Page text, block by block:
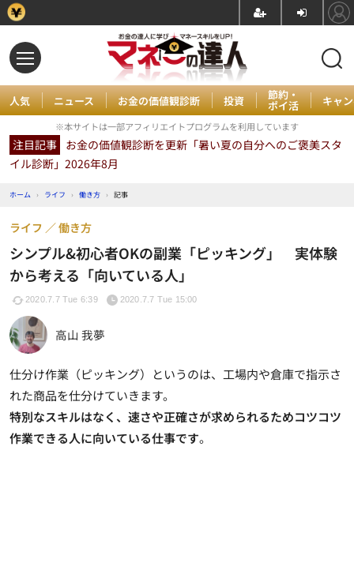
人気 ニュース お金の価値観診断 投資 節約・
ポイ活 キャ
※本サイトは一部アフィリエイトプログラムを利用しています
注目記事 お金の価値観診断を更新「暑い夏の自分へのご褒美スタ
イル診断」2026年8月
ホーム › ライフ › 働き方 › 記事
シンプル&初心者OKの副業「ピッキング」 実体験
から考える「向いている人」
ライフ 働き方
2020.7.7 Tue 6:39 2020.7.7 Tue 15:00
高山 我夢
仕分け作業（ピッキング）というのは、工場内や倉庫で指示さ
れた商品を仕分けていきます。
特別なスキルはなく、速さや正確さが求められるためコツコツ
作業できる人に向いている仕事です。